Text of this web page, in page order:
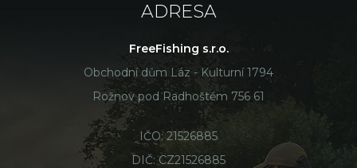
ADRESA
FreeFishing s.r.o.
Obchodní dům Láz - Kulturní 1794
Rožnov pod Radhoštěm 756 61
IČO: 21526885
DIČ: CZ21526885